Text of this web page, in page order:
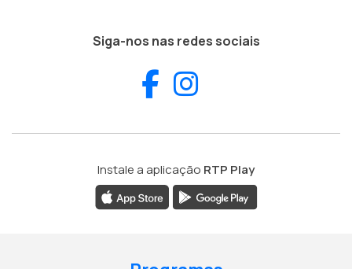
Siga-nos nas redes sociais
Facebook
Instale a aplicação RTP Play